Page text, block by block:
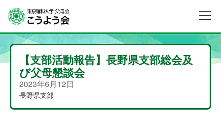
【支部活動報告】長野県支部総会及
び父母懇談会
2023年6月12日
長野県支部